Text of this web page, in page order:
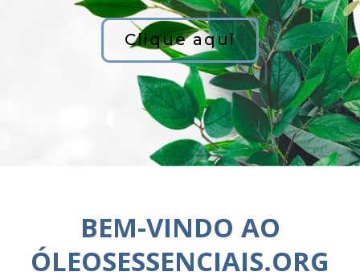
Clique aqui
BEM-VINDO AO
ÓLEOSESSENCIAIS.ORG